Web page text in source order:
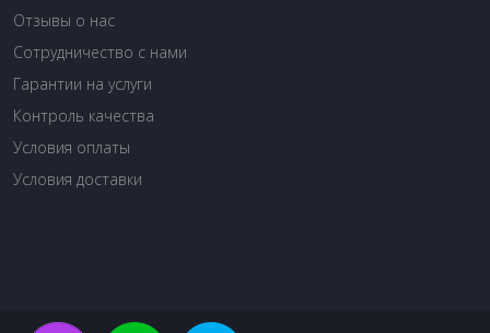
Отзывы о нас
Сотрудничество с нами
Гарантии на услуги
Контроль качества
Условия оплаты
Условия доставки